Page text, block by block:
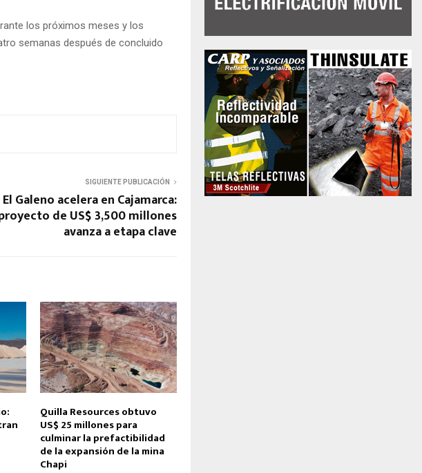
los próximos meses y los
semanas después de concluido
SIGUIENTE PUBLICACIÓN
El Galeno acelera en Cajamarca:
de US$ 3,500 millones
avanza a etapa clave
Quilla Resources obtuvo
US$ 25 millones para
culminar la prefactibilidad
de la expansión de la mina
Chapi